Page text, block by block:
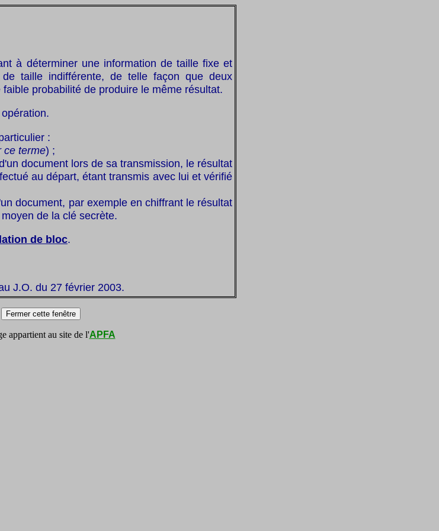
à déterminer une information de taille fixe et
taille indifférente, de telle façon que deux
probabilité de produire le même résultat.
:
ce terme) ;
document lors de sa transmission, le résultat
au départ, étant transmis avec lui et vérifié
document, par exemple en chiffrant le résultat
de la clé secrète.
de bloc.
J.O. du 27 février 2003.
appartient au site de l'APFA